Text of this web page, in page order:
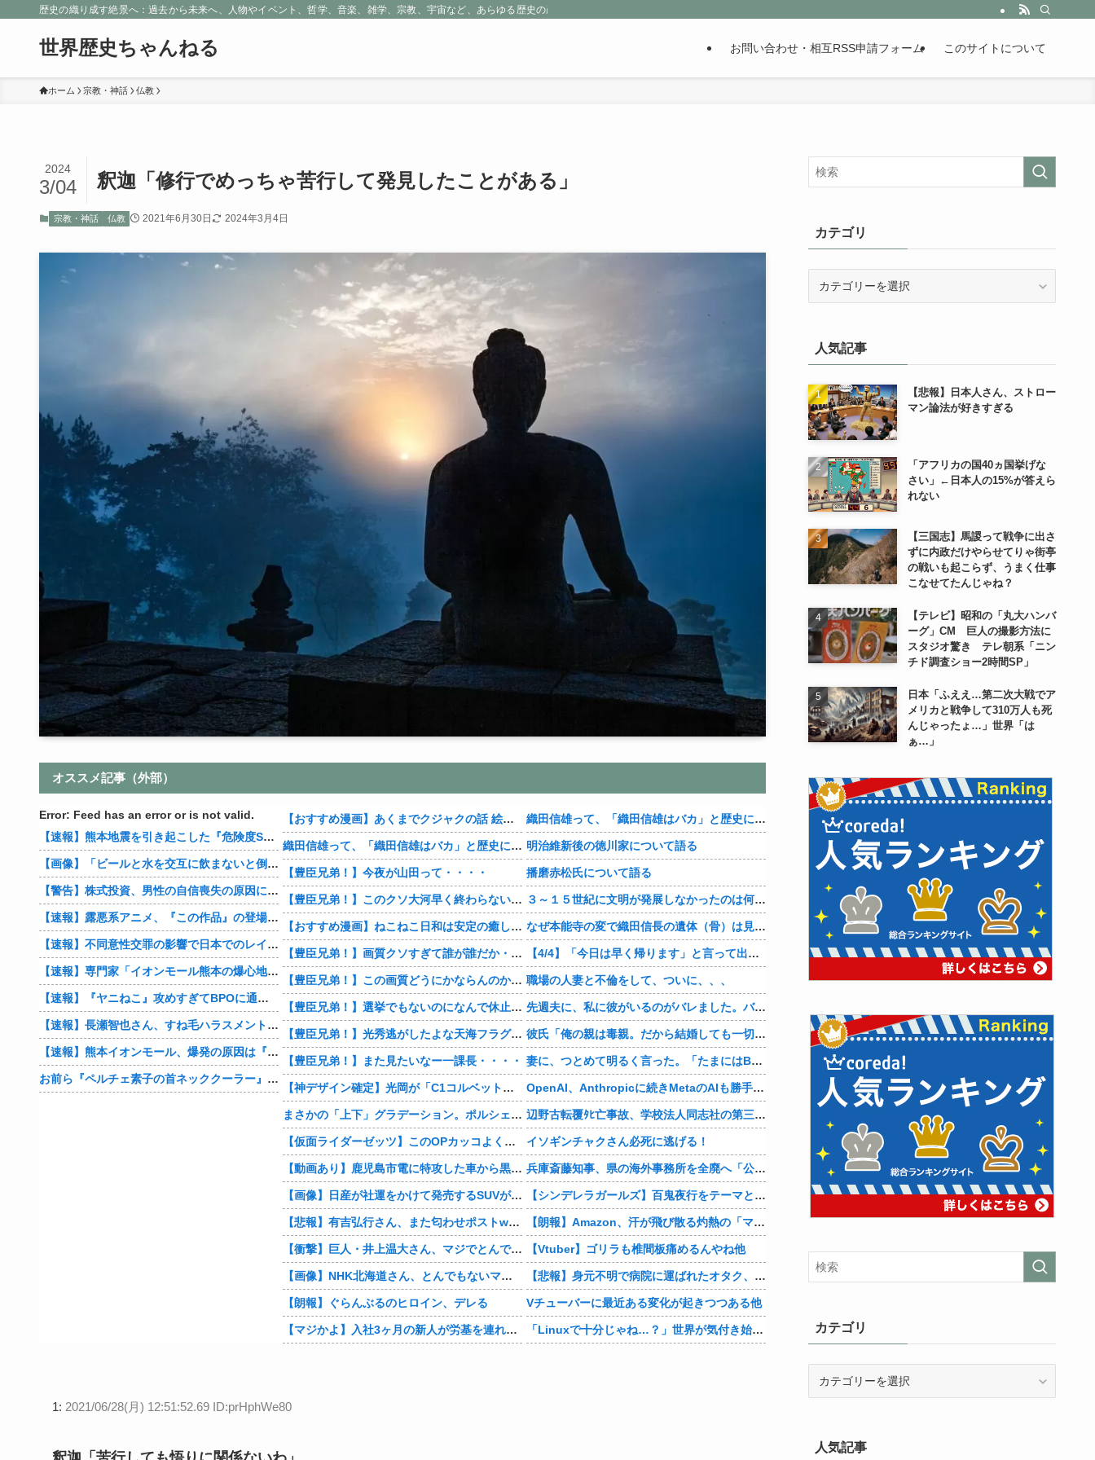
歴史の織り成す絶景へ：過去から未来へ、人物やイベント、哲学、音楽、雑学、宗教、宇宙など、あらゆる歴史の産物に包まれる魅惑の世界を探求しよう。歴史が苦手な人も魅了するまとめサイトです。
世界歴史ちゃんねる お問い合わせ・相互RSS申請フォーム このサイトについて
ホーム 宗教・神話 仏教
釈迦「修行でめっちゃ苦行して発見したことがある」
2024
3/04
宗教・神話 仏教 2021年6月30日 2024年3月4日
オススメ記事（外部）
Error: Feed has an error or is not valid.
【速報】熊本地震を引き起こした『危険度Sランク断層』日本のド真ん中に10カ所もあると判明
【画像】「ビールと水を交互に飲まないと倒れるグラス」発売
【警告】株式投資、男性の自信喪失の原因に… 6割超が「人生の敗者」自認
【速報】露悪系アニメ、『この作品』の登場で最盛期を迎えてしまう…
【速報】不同意性交罪の影響で日本でのレイプ認知件数爆増
【速報】専門家「イオンモール熊本の爆心地に”こんなもの”があったんだけど…」
【速報】『ヤニねこ』攻めすぎてBPOに通報される
【速報】長瀬智也さん、すね毛ハラスメントを謝罪「不快な思いをさせて申し訳ありませんでした」
【速報】熊本イオンモール、爆発の原因は『これ』の可能性
お前ら『ペルチェ素子の首ネッククーラー』使ったことあるか？
【おすすめ漫画】あくまでクジャクの話 絵が綺麗・・・・
織田信雄って、「織田信雄はバカ」と歴史に書かれているが今まで家が残っているんでバカではないよな？
【豊臣兄弟！】今夜が山田って・・・・
【豊臣兄弟！】このクソ大河早く終わらないかな・・・？
【おすすめ漫画】ねこねこ日和は安定の癒し・・・・
【豊臣兄弟！】画質クソすぎて誰が誰だか・・・？
【豊臣兄弟！】この画質どうにかならんのか・・・？
【豊臣兄弟！】選挙でもないのになんで休止・・・？
【豊臣兄弟！】光秀逃がしたよな天海フラグすぎる・・・・
【豊臣兄弟！】また見たいなー一課長・・・・
【神デザイン確定】光岡が「C1コルベット風」新型オープンカーの最新ティーザー画像を公開、マツダ・ロードスターの信頼性にレトロな外観がドッキング
まさかの「上下」グラデーション。ポルシェが豪州75周年を祝う特別モデル「911 Turbo S Land Down Under」を発表、1951年の「見果てぬ夢」が内外装に再現
【仮面ライダーゼッツ】このOPカッコよくない？本編の展開ちゃんと反映してて完成度高いし
【動画あり】鹿児島市電に特攻した車から黒服3人組が車を乗り捨てて逃走
【画像】日産が社運をかけて発売するSUVがこちらです‥‥
【悲報】有吉弘行さん、また匂わせポストwwwwwwwwwwwwwwww
【衝撃】巨人・井上温大さん、マジでとんでもない事態にwww
【画像】NHK北海道さん、とんでもないマシュマロ女子をキャスターに起用してしまうwwwwwwww
【朗報】ぐらんぶるのヒロイン、デレる
【マジかよ】入社3ヶ月の新人が労基を連れて来て「90連勤させられました」「労働基準法違反です」→俺「彼は30連休中ですが?」
織田信雄って、「織田信雄はバカ」と歴史に書かれているが今まで家が残っているんでバカではないよな？
明治維新後の徳川家について語る
播磨赤松氏について語る
３～１５世紀に文明が発展しなかったのは何故か？
なぜ本能寺の変で織田信長の遺体（骨）は見つからなかったのか
【4/4】「今日は早く帰ります」と言って出て行く妻が、何ヶ月ぶりだろう、見送る私に振り返って手を振っている。罪のなせる気持ちの表れなのか。今日の午後調査員から連絡が入る…
職場の人妻と不倫をして、ついに、、、
先週夫に、私に彼がいるのがバレました。バレ覚悟での朝帰りでしたが・・・ 私は意志を持って彼に抱かれました。その時にはもう結婚生活を終わりにする覚悟が出来ていました。
彼氏「俺の親は毒親。だから結婚しても一切関わらなくていい」私「うん」彼氏「そのかわり俺もお前の親と一切関わらない。結婚の挨拶にも行かない」私「えっ」
妻に、つとめて明るく言った。「たまにはB（俺の親友）も呼んで家で鍋でもしようか。」妻は箸を持つ手をブルブル震わせながら「何でBさんなの？」と。お前の浮気相手だからだよ！！
OpenAI、Anthropicに続きMetaのAIも勝手に他社攻撃 嘘ξけど何これ流行ってんの？
辺野古転覆ﾀﾋ亡事故、学校法人同志社の第三者委員会が調査報告書を公表 … 安全配慮義務違反や安全管理に関する検証を妨げた組織風土の存在を指摘
イソギンチャクさん必死に逃げる！
兵庫斎藤知事、県の海外事務所を全廃へ「公務員が海外で遊ぶためにあるだけ」
【シンデレラガールズ】百鬼夜行をテーマとしたPOP UP SHOPが東京・大阪にて開催
【朗報】Amazon、汗が飛び散る灼熱の「マンガ毎週末セール（50%還元）」を開催！他
【Vtuber】ゴリラも椎間板痛めるんやね他
【悲報】身元不明で病院に運ばれたオタク、待ち受けから「ラブライブ」と呼ばれるｗｗｗｗ他
Vチューバーに最近ある変化が起きつつある他
「Linuxで十分じゃね…？」世界が気付き始める他
1: 2021/06/28(月) 12:51:52.69 ID:prHphWe80
カテゴリ
人気記事
【悲報】日本人さん、ストロー
マン論法が好きすぎる
「アフリカの国40ヵ国挙げな
さい」←日本人の15%が答えら
れない
【三国志】馬謖って戦争に出さ
ずに内政だけやらせてりゃ街亭
の戦いも起こらず、うまく仕事
こなせてたんじゃね？
【テレビ】昭和の「丸大ハンバ
ーグ」CM 巨人の撮影方法に
スタジオ驚き テレ朝系「ニン
チド調査ショー2時間SP」
日本「ふええ…第二次大戦でア
メリカと戦争して310万人も死
んじゃったょ…」世界「は
ぁ…」
カテゴリ
人気記事